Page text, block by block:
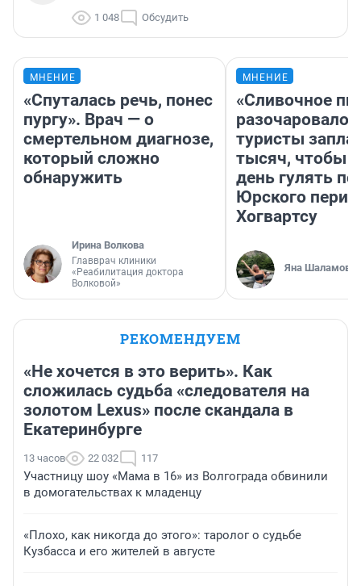
1 048 Обсудить
МНЕНИЕ
«Спуталась речь, понес
пургу». Врач — о
смертельном диагнозе,
который сложно
обнаружить
Ирина Волкова
Главврач клиники
«Реабилитация доктора
Волковой»
МНЕНИЕ
«Сливочное
разочаровало»:
туристы
тысяч, чтобы
день гулять по
Юрского
Хогвартсу
Яна Шаламова
РЕКОМЕНДУЕМ
«Не хочется в это верить». Как
сложилась судьба «следователя на
золотом Lexus» после скандала в
Екатеринбурге
13 часов 22 032 117
Участницу шоу «Мама в 16» из Волгограда обвинили
в домогательствах к младенцу
«Плохо, как никогда до этого»: таролог о судьбе
Кузбасса и его жителей в августе